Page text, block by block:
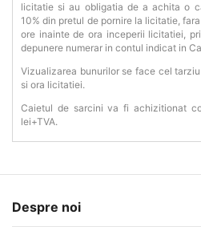
licitatie si au obligatia de a achita o
10% din pretul de pornire la licitatie,
ore inainte de ora inceperii licitatiei,
depunere numerar in contul indicat in
Vizualizarea bunurilor se face cel
si ora licitatiei.
Caietul de sarcini va fi achizitionat
lei+TVA.
Despre noi